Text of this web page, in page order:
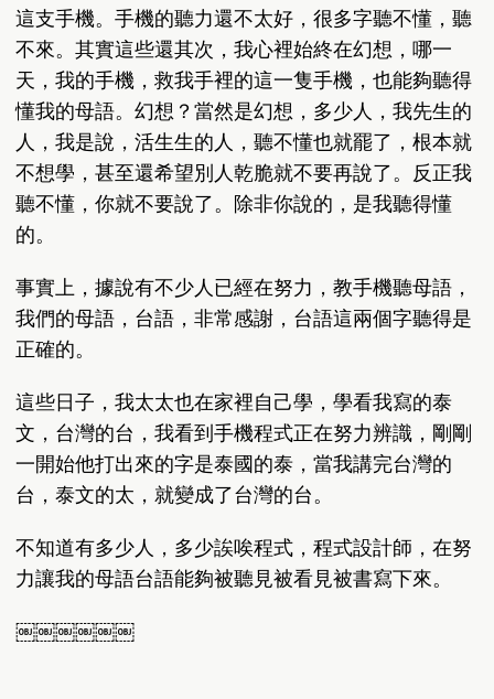
這支手機。手機的聽力還不太好，很多字聽不懂，聽
不來。其實這些還其次，我心裡始終在幻想，哪一
天，我的手機，救我手裡的這一隻手機，也能夠聽得
懂我的母語。幻想？當然是幻想，多少人，我先生的
人，我是說，活生生的人，聽不懂也就罷了，根本就
不想學，甚至還希望別人乾脆就不要再說了。反正我
聽不懂，你就不要說了。除非你說的，是我聽得懂
的。
事實上，據說有不少人已經在努力，教手機聽母語，
我們的母語，台語，非常感謝，台語這兩個字聽得是
正確的。
這些日子，我太太也在家裡自己學，學看我寫的泰
文，台灣的台，我看到手機程式正在努力辨識，剛剛
一開始他打出來的字是泰國的泰，當我講完台灣的
台，泰文的太，就變成了台灣的台。
不知道有多少人，多少誒唉程式，程式設計師，在努
力讓我的母語台語能夠被聽見被看見被書寫下來。
￼￼￼￼￼￼